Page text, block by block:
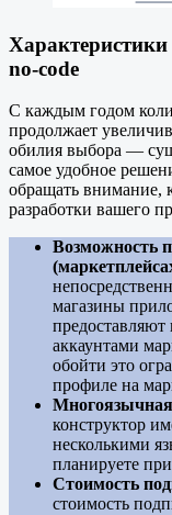
no-code
С каждым годом
продолжает
обилия выбора —
самое удобное
обращать внимание,
разработки вашего
Возможность
магазины
предоставляют
аккаунтами
обойти это
профиле на
конструктор
несколькими
планируете
Стоимость
стоимость